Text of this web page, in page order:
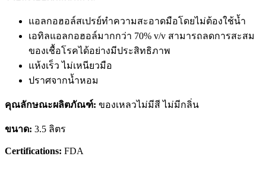
แอลกอฮอล์สเปรย์ทำความสะอาดมือโดยไม่ต้องใช้น้ำ
เอทิลแอลกอฮอล์มากกว่า 70% v/v สามารถลดการสะสม
ของเชื้อโรคได้อย่างมีประสิทธิภาพ
แห้งเร็ว ไม่เหนียวมือ
ปราศจากน้ำหอม
คุณลักษณะผลิตภัณฑ์: ของเหลวไม่มีสี ไม่มีกลิ่น
ขนาด: 3.5 ลิตร
Certifications: FDA